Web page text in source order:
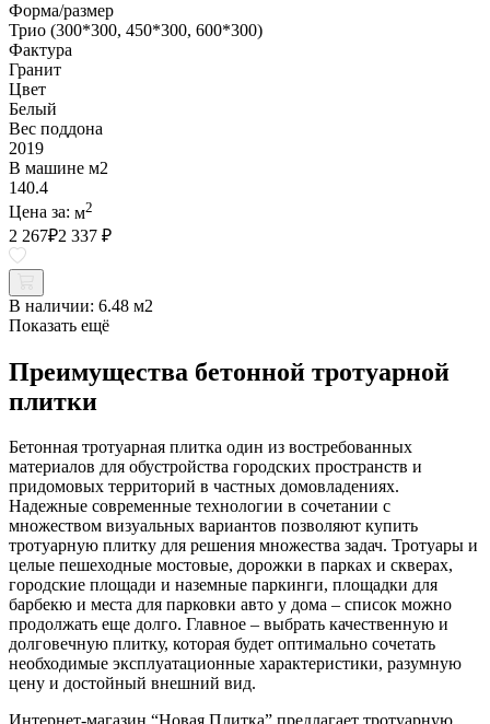
Форма/размер
Трио (300*300, 450*300, 600*300)
Фактура
Гранит
Цвет
Белый
Вес поддона
2019
В машине м2
140.4
Цена за: м2
2 267₽2 337 ₽
В наличии: 6.48 м2
Показать ещё
Преимущества бетонной тротуарной
плитки
Бетонная тротуарная плитка один из востребованных
материалов для обустройства городских пространств и
придомовых территорий в частных домовладениях.
Надежные современные технологии в сочетании с
множеством визуальных вариантов позволяют купить
тротуарную плитку для решения множества задач. Тротуары и
целые пешеходные мостовые, дорожки в парках и скверах,
городские площади и наземные паркинги, площадки для
барбекю и места для парковки авто у дома – список можно
продолжать еще долго. Главное – выбрать качественную и
долговечную плитку, которая будет оптимально сочетать
необходимые эксплуатационные характеристики, разумную
цену и достойный внешний вид.